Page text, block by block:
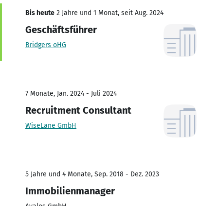
Bis heute 2 Jahre und 1 Monat, seit Aug. 2024
Geschäftsführer
Bridgers oHG
7 Monate, Jan. 2024 - Juli 2024
Recruitment Consultant
WiseLane GmbH
5 Jahre und 4 Monate, Sep. 2018 - Dez. 2023
Immobilienmanager